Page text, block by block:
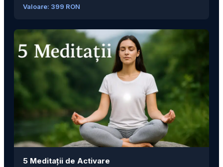
Valoare: 399 RON
5 Meditații de Activare